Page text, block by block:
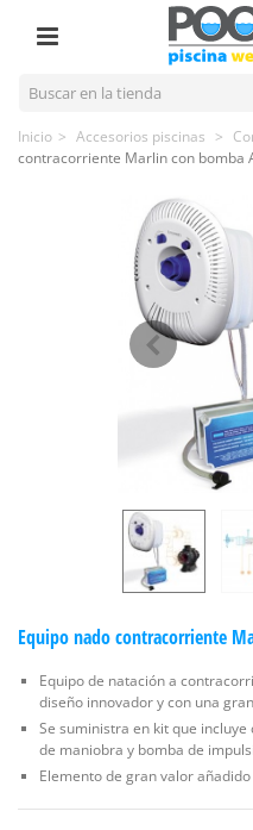
Inicio > Accesorios piscinas >
contracorriente Marlin con bomba
Equipo nado contracorriente
Equipo de natación a
diseño innovador y con una
Se suministra en kit que
de maniobra y bomba de
Elemento de gran valor